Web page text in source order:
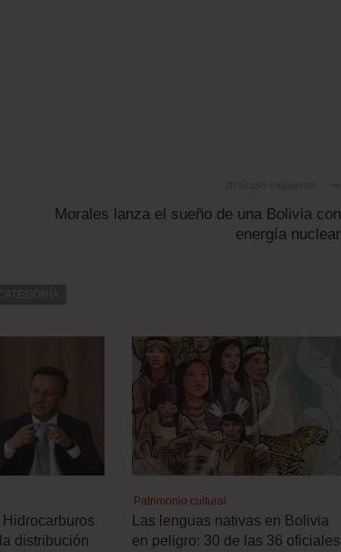
Morales lanza el sueño de una Bolivia con
energía nuclear
distribución
Patrimonio cultural
Las lenguas nativas en Bolivia
en peligro: 30 de las 36 oficiales